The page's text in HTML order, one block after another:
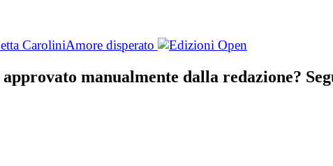
CaroliniAmore disperato
manualmente dalla redazione?